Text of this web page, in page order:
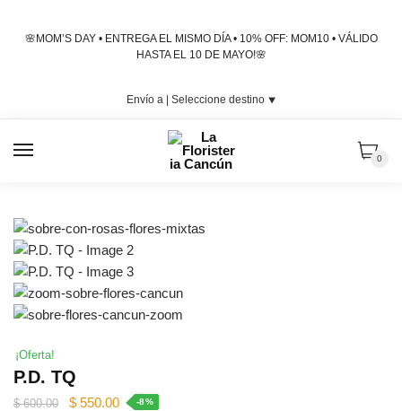
🌸MOM’S DAY • ENTREGA EL MISMO DÍA • 10% OFF: MOM10 • VÁLIDO
HASTA EL 10 DE MAYO!🌸
Envío a | Seleccione destino⯆
0
¡Oferta!
P.D. TQ
$600.00
Original
$ 550.00Current
-8%